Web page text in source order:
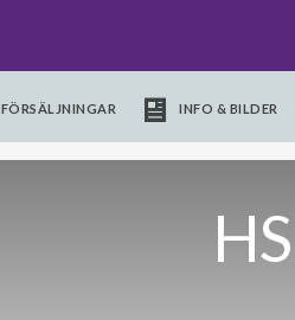
FÖRSÄLJNINGAR INFO & BILDER